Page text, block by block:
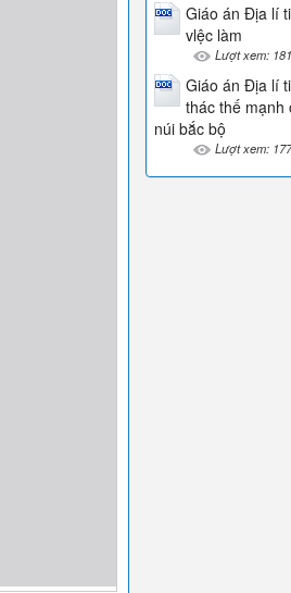
Giáo án Địa lí
vlệc làm
Lượt xem:
Giáo án Địa lí
thác thế mạnh
núi bắc bộ
Lượt xem: